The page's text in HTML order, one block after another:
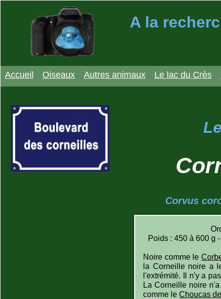
A la
Accueil Oiseaux Autres animaux Le lac du Crès
Corvus
Poids : 450 à 600 g
Noire comme le
la Corneille noire a
l'extrémité. Il n'y a
La Corneille noire
comme leChoucas